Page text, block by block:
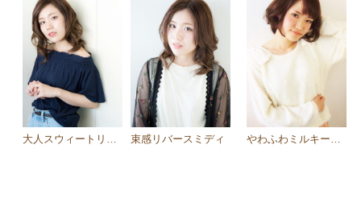
大人スウィートリラックスミディ 束感リバースミディ やわふわミルキーベージュボブ